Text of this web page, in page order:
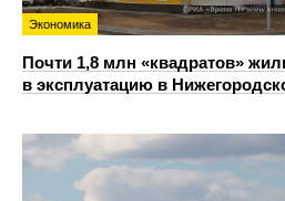
Экономика
Почти 1,8 млн «квадратов»
в эксплуатацию в